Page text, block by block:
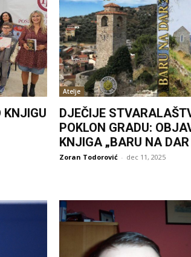
KNJIGU
Atelje
DJEČIJE
POKLON GRADU:
KNJIGA „BARU NA DAR
Zoran Todorović - dec 11, 2025